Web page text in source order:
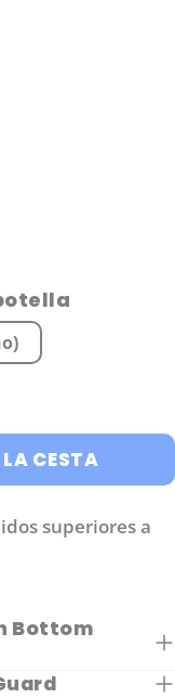
PROTECTOR
PARA
CESTA
superiores a
Bottom